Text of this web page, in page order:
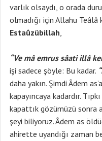
varlık olsaydı, o orada
olmadığı için Allahu Teâlâ
Estaûzübillah,
“Ve mâ emrus sâati illâ
işi sadece şöyle: Bu kadar.
daha yakın. Şimdi Âdem
kapayıncaya kadardır.
kapattık gözümüzü sonra
şeyi biliyoruz. Âdem as
ahirette uyandığı zaman